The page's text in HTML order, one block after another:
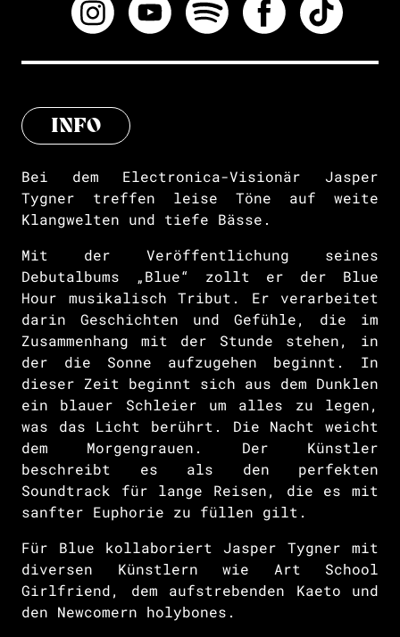
INFO
Bei dem Electronica-Visionär Jasper
Tygner treffen leise Töne auf weite
Klangwelten und tiefe Bässe.
Mit der Veröffentlichung seines
Debutalbums „Blue“ zollt er der Blue
Hour musikalisch Tribut. Er verarbeitet
darin Geschichten und Gefühle, die im
Zusammenhang mit der Stunde stehen, in
der die Sonne aufzugehen beginnt. In
dieser Zeit beginnt sich aus dem Dunklen
ein blauer Schleier um alles zu legen,
was das Licht berührt. Die Nacht weicht
dem Morgengrauen. Der Künstler
beschreibt es als den perfekten
Soundtrack für lange Reisen, die es mit
sanfter Euphorie zu füllen gilt.
Für Blue kollaboriert Jasper Tygner mit
diversen Künstlern wie Art School
Girlfriend, dem aufstrebenden Kaeto und
den Newcomern holybones.